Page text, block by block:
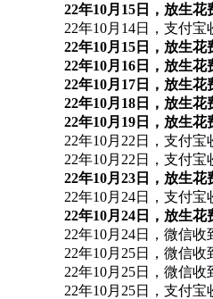
22年10月15日，放生花
22年10月14日，支付宝
22年10月15日，放生花
22年10月16日，放生花
22年10月17日，放生花
22年10月18日，放生花
22年10月19日，放生花
22年10月22日，支付宝
22年10月22日，支付宝
22年10月23日，放生花
22年10月24日，支付宝
22年10月24日，放生花
22年10月24日，微信收
22年10月25日，微信收
22年10月25日，微信收
22年10月25日，支付宝